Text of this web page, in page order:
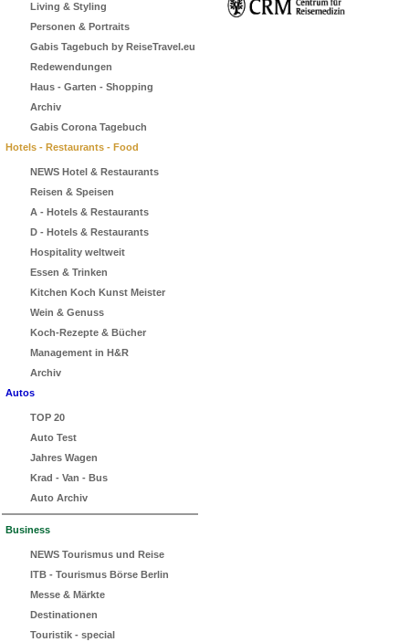
Living & Styling
Personen & Portraits
Gabis Tagebuch by ReiseTravel.eu
Redewendungen
Haus - Garten - Shopping
Archiv
Gabis Corona Tagebuch
Hotels - Restaurants - Food
NEWS Hotel & Restaurants
Reisen & Speisen
A - Hotels & Restaurants
D - Hotels & Restaurants
Hospitality weltweit
Essen & Trinken
Kitchen Koch Kunst Meister
Wein & Genuss
Koch-Rezepte & Bücher
Management in H&R
Archiv
Autos
TOP 20
Auto Test
Jahres Wagen
Krad - Van - Bus
Auto Archiv
Business
NEWS Tourismus und Reise
ITB - Tourismus Börse Berlin
Messe & Märkte
Destinationen
Touristik - special